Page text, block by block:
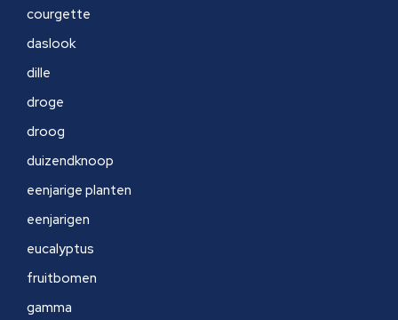
courgette
daslook
dille
droge
droog
duizendknoop
eenjarige planten
eenjarigen
eucalyptus
fruitbomen
gamma